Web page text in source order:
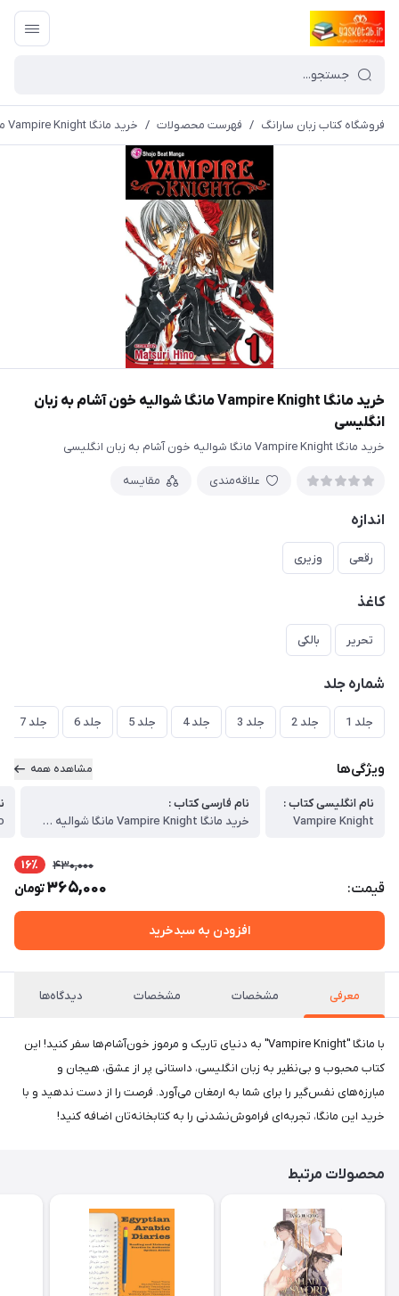
فروشگاه کتاب زبان سارانگ / فهرست محصولات / خرید مانگا Vampire Knight مانگا شوالیه خون‌ آشام به زبان انگلیسی
خرید مانگا Vampire Knight مانگا شوالیه خون‌ آشام به زبان
انگلیسی
خرید مانگا Vampire Knight مانگا شوالیه خون‌ آشام به زبان انگلیسی
علاقه‌مندی مقایسه
اندازه
رقعی وزیری
کاغذ
تحریر بالکی
شماره جلد
جلد 1 جلد 2 جلد 3 جلد 4 جلد 5 جلد 6 جلد 7
ویژگی‌ها مشاهده همه
نام انگلیسی کتاب :
Vampire Knight
نام فارسی کتاب :
خرید مانگا Vampire Knight مانگا شوالیه خون‌ آشام به زبان انگلیسی
قیمت:
430,000 16٪
365,000تومان
افزودن به سبدخرید
معرفی مشخصات مشخصات دیدگاه‌ها
با مانگا "Vampire Knight" به دنیای تاریک و مرموز خون‌آشام‌ها سفر کنید! این
کتاب محبوب و بی‌نظیر به زبان انگلیسی، داستانی پر از عشق، هیجان و
مبارزه‌های نفس‌گیر را برای شما به ارمغان می‌آورد. فرصت را از دست ندهید و با
خرید این مانگا، تجربه‌ای فراموش‌نشدنی را به کتابخانه‌تان اضافه کنید!
محصولات مرتبط